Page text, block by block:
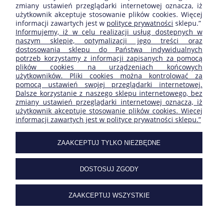
ZAKUPY
POMOC
MOJE KONTO
INFORMACJE
SKLEP FIRMY:
| ul. Ogrodowa 27/29 | 05-092 Łomianki | Masovian
Voivodeship | tel.227517506| e-mail:sklep@carclimat.pl| NIP:
zmiany ustawień przeglądarki internetowej oznacza, iż
użytkownik akceptuje stosowanie plików cookies. Więcej
informacji zawartych jest w polityce prywatności sklepu.”
Informujemy, iż w celu realizacji usług dostępnych w
naszym sklepie, optymalizacji jego treści oraz
dostosowania sklepu do Państwa indywidualnych
potrzeb korzystamy z informacji zapisanych za pomocą
plików cookies na urządzeniach końcowych
użytkowników. Pliki cookies można kontrolować za
pomocą ustawień swojej przeglądarki internetowej.
Dalsze korzystanie z naszego sklepu internetowego, bez
zmiany ustawień przeglądarki internetowej oznacza, iż
użytkownik akceptuje stosowanie plików cookies. Więcej
informacji zawartych jest w polityce prywatności sklepu.”
ZAAKCEPTUJ TYLKO NIEZBĘDNE
DOSTOSUJ ZGODY
ZAAKCEPTUJ WSZYSTKIE